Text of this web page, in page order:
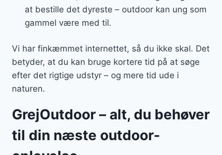
at bestille det dyreste – outdoor kan ung som
gammel være med til.
Vi har finkæmmet internettet, så du ikke skal. Det
betyder, at du kan bruge kortere tid på at søge
efter det rigtige udstyr – og mere tid ude i
naturen.
GrejOutdoor – alt, du behøver
til din næste outdoor-